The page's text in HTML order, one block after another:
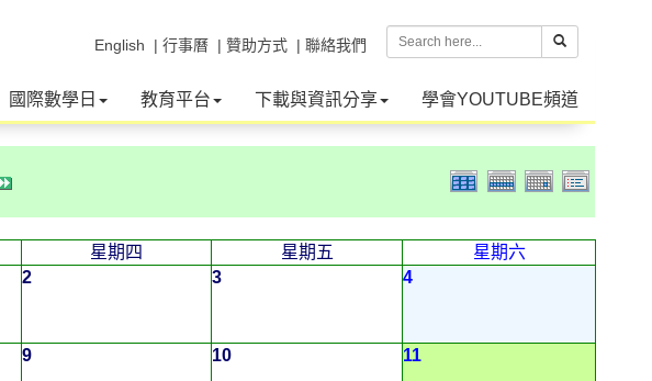
| 聯絡我們
| 贊助方式
| 行事曆
English
國際數學日 教育平台 下載與資訊分享 學會YOUTUBE頻道
星期四 星期五
星期六
2 3 4
9 10 11